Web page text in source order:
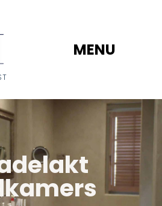
MENU